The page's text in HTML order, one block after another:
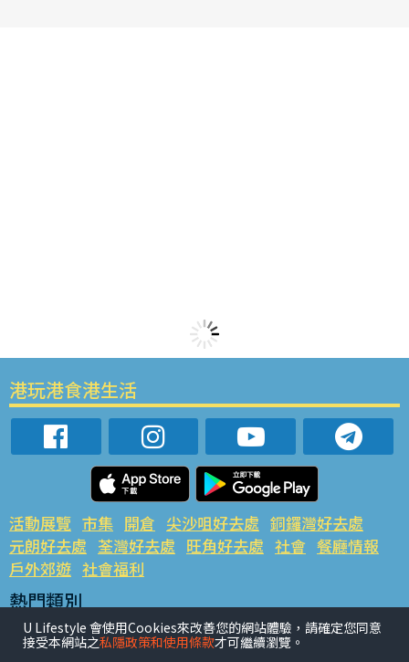
港玩港食港生活
活動展覽 市集 開倉 尖沙咀好去處 銅鑼灣好去處
元朗好去處 荃灣好去處 旺角好去處 社會 餐廳情報
戶外郊遊 社會福利
熱門類別
網民熱話 活動展覽 市集 開倉 尖沙咀好去處
銅鑼灣好去處 元朗好去處 荃灣好去處 旺角好去處
U Lifestyle 會使用Cookies來改善您的網站體驗，請確定您同意
接受本網站之私隱政策和使用條款才可繼續瀏覽。